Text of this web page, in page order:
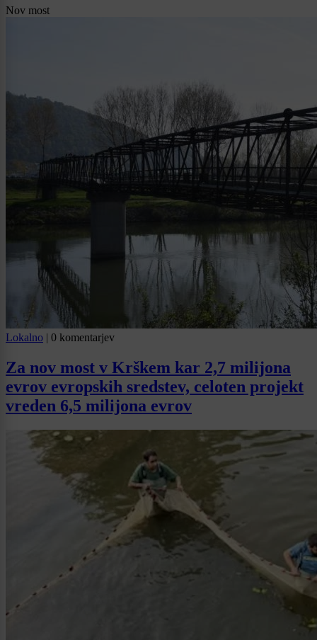
Nov most
Lokalno | 0 komentarjev
Za nov most v Krškem kar 2,7 milijona
evrov evropskih sredstev, celoten projekt
vreden 6,5 milijona evrov